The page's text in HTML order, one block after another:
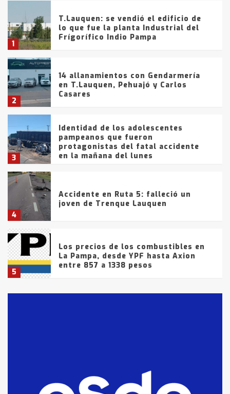
1
T.Lauquen: se vendió el edificio de
lo que fue la planta Industrial del
Frígorífico Indio Pampa
2
14 allanamientos con Gendarmería
en T.Lauquen, Pehuajó y Carlos
Casares
3
Identidad de los adolescentes
pampeanos que fueron
protagonistas del fatal accidente
en la mañana del lunes
4
Accidente en Ruta 5: falleció un
joven de Trenque Lauquen
5
Los precios de los combustibles en
La Pampa, desde YPF hasta Axion
entre 857 a 1338 pesos
fueron detenidos por
comercialización de drogas en la
tarde del sábado